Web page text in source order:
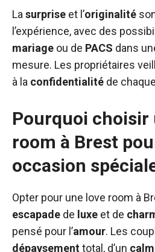
La surprise et l’originalité
l’expérience, avec des
mariage ou de PACS dans
mesure. Les propriétaires
à la confidentialité de chaque
Pourquoi choisir
room à Brest
occasion
Opter pour une love room à
escapade de luxe et de
pensé pour l’amour. Les
dépaysementtotal, d’un